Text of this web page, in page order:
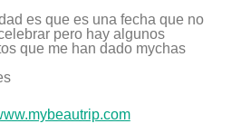
es que es una fecha que no
pero hay algunos
que me han dado mychas